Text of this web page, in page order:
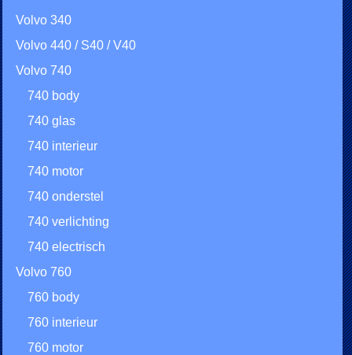
Volvo 340
Volvo 440 / S40 / V40
Volvo 740
740 body
740 glas
740 interieur
740 motor
740 onderstel
740 verlichting
740 electrisch
Volvo 760
760 body
760 interieur
760 motor